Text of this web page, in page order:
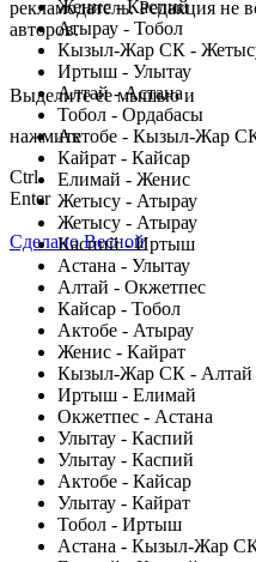
Женис - Каспий
Атырау - Тобол
Кызыл-Жар СК -
Иртыш - Улытау
Алтай - Астана
Тобол - Ордабасы
Актобе - Кызыл-Жар
Кайрат - Кайсар
Елимай - Женис
Жетысу - Атырау
Жетысу - Атырау
Каспий - Иртыш
Астана - Улытау
Алтай - Окжетпес
Кайсар - Тобол
Актобе - Атырау
Женис - Кайрат
Кызыл-Жар СК - Алтай
Иртыш - Елимай
Окжетпес - Астана
Улытау - Каспий
Улытау - Каспий
Актобе - Кайсар
Улытау - Кайрат
Тобол - Иртыш
Астана - Кызыл-Жар
рекламодатель. Редакция не
авторов.
Заметили ошибку в тексте?
Выделите ее мышью и
нажмите
Ctrl
Enter
Сделано Весной